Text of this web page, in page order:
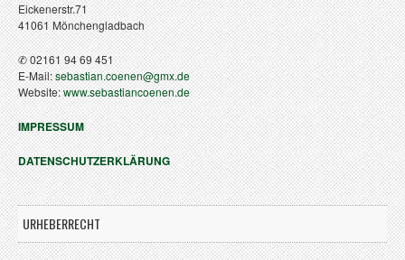
Eickenerstr.71
41061 Mönchengladbach
✆ 02161 94 69 451
E-Mail:sebastian.coenen@gmx.de
Website:www.sebastiancoenen.de
IMPRESSUM
DATENSCHUTZERKLÄRUNG
URHEBERRECHT